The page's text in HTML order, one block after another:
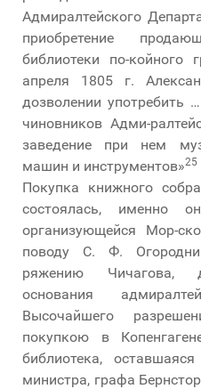
Адмиралтейского
приобретение
библиотеки по-койного
апреля 1805 г.
дозволении употребить
чиновников Адми-
заведение при нем
машин и инструментов»25
Покупка книжного
состоялась, именно
организующейся Мор-
поводу С. Ф.
ряжению Чичагова,
основания
Высочайшего
покупкою в
библиотека,
министра, графа